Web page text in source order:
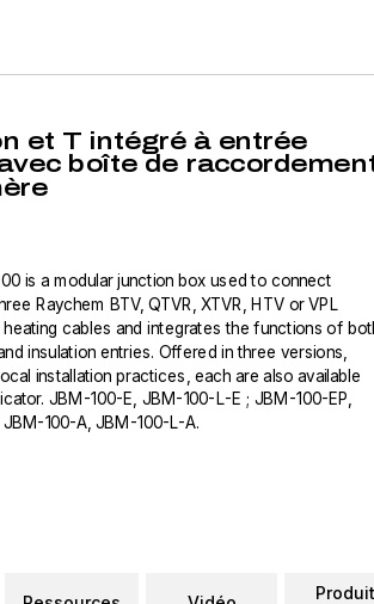
et T intégré à entrée
boîte de
is a modular junction box used to connect
Raychem BTV, QTVR, XTVR, HTV or VPL
heating cables and integrates the functions of
insulation entries. Offered in three versions,
installation practices, each are also available
JBM-100-E, JBM-100-L-E ; JBM-100-EP,
100-A, JBM-100-L-A.